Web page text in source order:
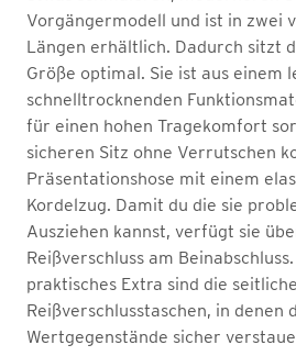
Vorgängermodell und ist in zwei
Längen erhältlich. Dadurch sitzt
Größe optimal. Sie ist aus einem
schnelltrocknenden
für einen hohen Tragekomfort
sicheren Sitz ohne Verrutschen
Präsentationshose mit einem
Kordelzug. Damit du die sie
Ausziehen kannst, verfügt sie
Reißverschluss am
praktisches Extra sind die
Reißverschlusstaschen, in denen
Wertgegenstände sicher